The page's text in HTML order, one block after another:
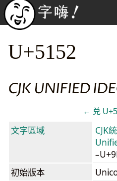
U+5152
CJK UNIFIED
← 兑
文字區域
CJK
初始版本